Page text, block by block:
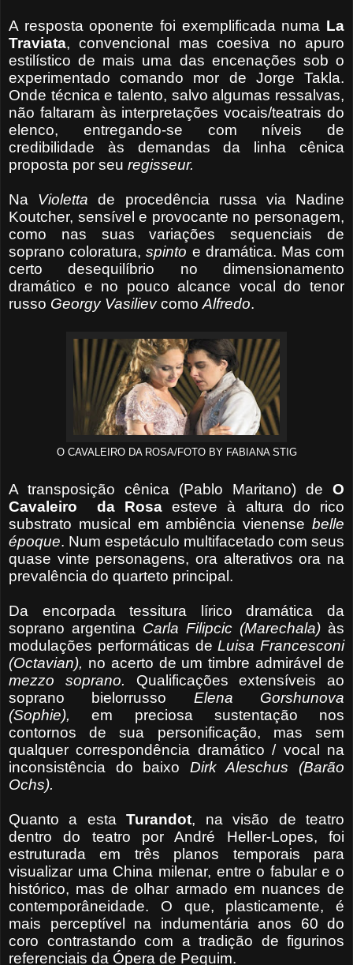
A resposta oponente foi exemplificada numa La
Traviata, convencional mas coesiva no apuro
estilístico de mais uma das encenações sob o
experimentado comando mor de Jorge Takla.
Onde técnica e talento, salvo algumas ressalvas,
não faltaram às interpretações vocais/teatrais do
elenco, entregando-se com níveis de
credibilidade às demandas da linha cênica
proposta por seu regisseur.
Na Violetta de procedência russa via Nadine
Koutcher, sensível e provocante no personagem,
como nas suas variações sequenciais de
soprano coloratura,spinto e dramática. Mas com
certo desequilíbrio no dimensionamento
dramático e no pouco alcance vocal do tenor
russo Georgy Vasilievcomo Alfredo.
O CAVALEIRO DA ROSA/FOTO BY FABIANA STIG
A transposição cênica (Pablo Maritano) de O
Cavaleiro
da Rosaesteve à altura do rico
substrato musical em ambiência vienense belle
époque. Num espetáculo multifacetado com seus
quase vinte personagens, ora alterativos ora na
prevalência do quarteto principal.
Da encorpada tessitura lírico dramática da
soprano argentina Carla Filipcic (Marechala) às
modulações performáticas deLuisa Francesconi
(Octavian), no acerto de um timbre admirável de
mezzo soprano. Qualificações extensíveis ao
soprano bielorrusso Elena Gorshunova
(Sophie),em preciosa sustentação nos
contornos de sua personificação, mas sem
qualquer correspondência dramático / vocal na
inconsistência do baixo Dirk Aleschus (Barão
Ochs).
Quanto a estaTurandot, na visão de teatro
dentro do teatro por André Heller-Lopes, foi
estruturada em três planos temporais para
visualizar uma China milenar, entre o fabular e o
histórico, mas de olhar armado em nuances de
contemporâneidade. O que, plasticamente, é
mais perceptível na indumentária anos 60 do
coro contrastando com a tradição de figurinos
referenciais da Ópera de Pequim.